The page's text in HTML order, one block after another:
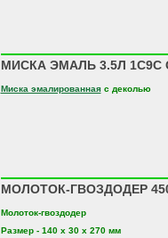
МИСКА ЭМАЛЬ 3.5Л 1С9С
Миска эмалированнаяс деколью
МОЛОТОК-ГВОЗДОДЕР
Молоток-гвоздодер
Размер - 140 х 30 х 270 мм